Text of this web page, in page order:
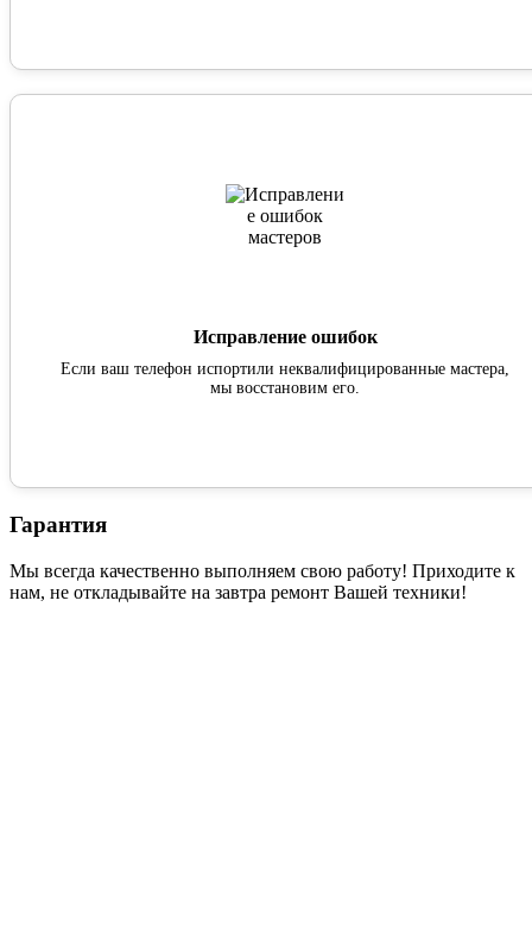
Исправление ошибок
Если ваш телефон испортили неквалифицированные мастера,
мы восстановим его.
Гарантия
Мы всегда качественно выполняем свою работу! Приходите к
нам, не откладывайте на завтра ремонт Вашей техники!